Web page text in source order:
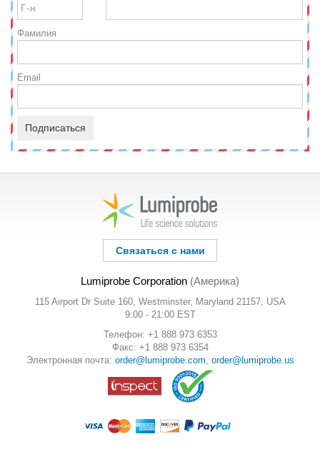
Фамилия
Email
Подписаться
Связаться с нами
Lumiprobe Corporation (Америка)
115 Airport Dr Suite 160, Westminster, Maryland 21157, USA
9:00 - 21:00 EST
Телефон: +1 888 973 6353
Факс: +1 888 973 6354
Электронная почта: order@lumiprobe.com order@lumiprobe.us